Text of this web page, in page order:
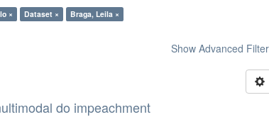
× Dataset ×
Braga, Leila ×
Show Advanced
do impeachment